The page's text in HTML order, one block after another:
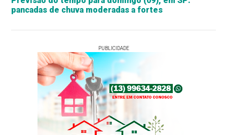
pancadas de chuva moderadas a fortes
PUBLICIDADE